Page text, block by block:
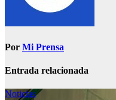
Por Mi Prensa
Entrada relacionada
Noticias